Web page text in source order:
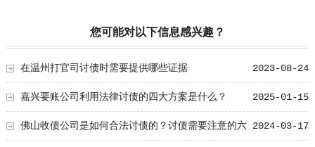
您可能对以下信息感兴趣？
2023-08-24
在温州打官司讨债时需要提供哪些证据
2025-01-15
嘉兴要账公司利用法律讨债的四大方案是什么？
2024-03-17
佛山收债公司是如何合法讨债的？讨债需要注意的六